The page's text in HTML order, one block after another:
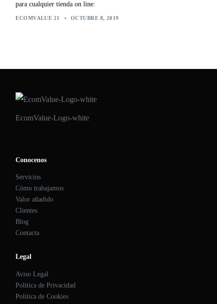
para cualquier tienda on line:
ECOMVALUE 21 • OCTUBRE 8, 2019
EcomValue-Logo-white
Conocenos
Servicios
Cómo trabajamos
Valor añadido
Clientes
Blog
Contacta
Legal
Aviso Legal
Política de Privacidad
Política de Cookies